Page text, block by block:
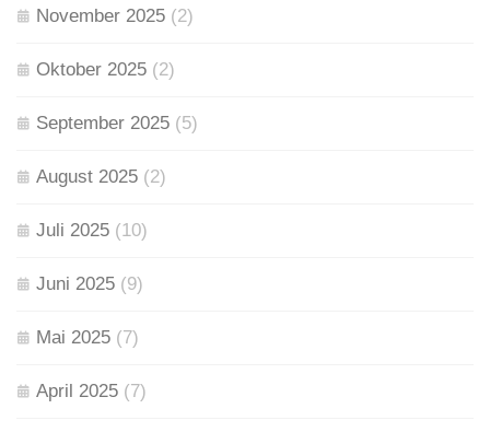
November 2025 (2)
Oktober 2025 (2)
September 2025 (5)
August 2025 (2)
Juli 2025 (10)
Juni 2025 (9)
Mai 2025 (7)
April 2025 (7)